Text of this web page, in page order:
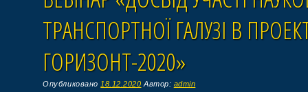
ТРАНСПОРТНОЇ ГАЛУЗІ В
ГОРИЗОНТ-2020»
Опубликовано 18.12.2020 Автор: admin